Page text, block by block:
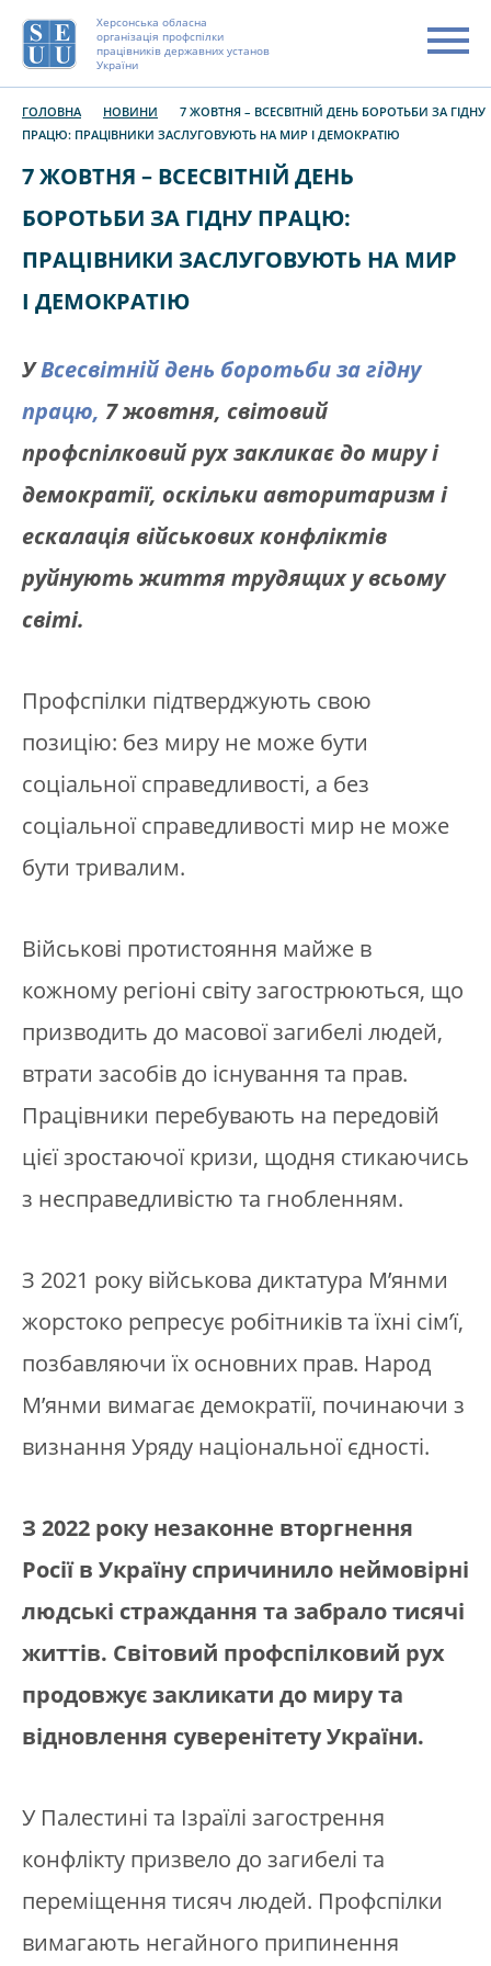
Херсонська обласна
організація профспілки
працівників державних установ
України
ГОЛОВНА НОВИНИ
7 ЖОВТНЯ – ВСЕСВІТНІЙ ДЕНЬ БОРОТЬБИ ЗА ГІДНУ
ПРАЦЮ: ПРАЦІВНИКИ ЗАСЛУГОВУЮТЬ НА МИР І ДЕМОКРАТІЮ
7 ЖОВТНЯ – ВСЕСВІТНІЙ ДЕНЬ
БОРОТЬБИ ЗА ГІДНУ ПРАЦЮ:
ПРАЦІВНИКИ ЗАСЛУГОВУЮТЬ НА МИР
І ДЕМОКРАТІЮ
УВсесвітній день боротьби за гідну
працю, 7 жовтня, світовий
профспілковий рух закликає до миру і
демократії, оскільки авторитаризм і
ескалація військових конфліктів
руйнують життя трудящих у всьому
світі.
Профспілки підтверджують свою
позицію: без миру не може бути
соціальної справедливості, а без
соціальної справедливості мир не може
бути тривалим.
Військові протистояння майже в
кожному регіоні світу загострюються, що
призводить до масової загибелі людей,
втрати засобів до існування та прав.
Працівники перебувають на передовій
цієї зростаючої кризи, щодня стикаючись
з несправедливістю та гнобленням.
З 2021 року військова диктатура М’янми
жорстоко репресує робітників та їхні сім’ї,
позбавляючи їх основних прав. Народ
М’янми вимагає демократії, починаючи з
визнання Уряду національної єдності.
З 2022 року незаконне вторгнення
Росії в Україну спричинило неймовірні
людські страждання та забрало тисячі
життів. Світовий профспілковий рух
продовжує закликати до миру та
відновлення суверенітету України.
У Палестині та Ізраїлі загострення
конфлікту призвело до загибелі та
переміщення тисяч людей. Профспілки
вимагають негайного припинення